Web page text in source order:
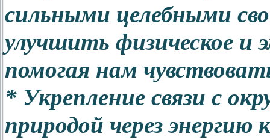
сильными целебными
улучшить физическое и
помогая нам
* Укрепление связи с
природой через